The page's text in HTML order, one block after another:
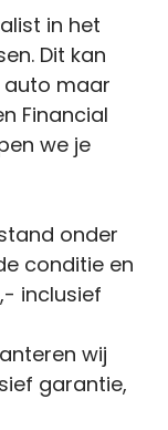
in het
Dit kan
auto maar
Financial
we je
onder
conditie en
inclusief
wij
garantie,